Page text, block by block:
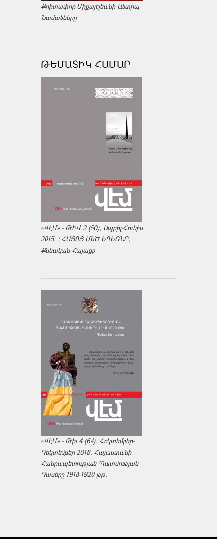
Քրիտափոր Միքայէլեանի Անտիպ
Նամակները
ԹԵՄԱՏԻԿ ՀԱՄԱՐ
«ՎԷՄ» - ԹԻՎ 2 (50), Ապրիլ-Հունիս
2015. : ՀԱՅՈՑ ՄԵԾ ԵՂԵՌՆԸ,
Քննական Հայացք
«ՎԷՄ» - Թիւ 4 (64). Հոկտեմբեր-
Դեկտեմբեր 2018. Հայաստանի
Հանրապետության Պատմության
Դասերը 1918-1920 թթ.